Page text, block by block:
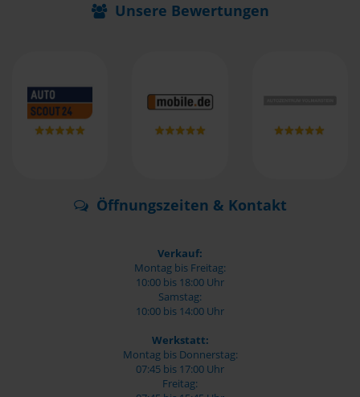
Unsere Bewertungen
Öffnungszeiten & Kontakt
Verkauf:
Montag bis Freitag:
10:00 bis 18:00 Uhr
Samstag:
10:00 bis 14:00 Uhr
Werkstatt:
Montag bis Donnerstag:
07:45 bis 17:00 Uhr
Freitag: